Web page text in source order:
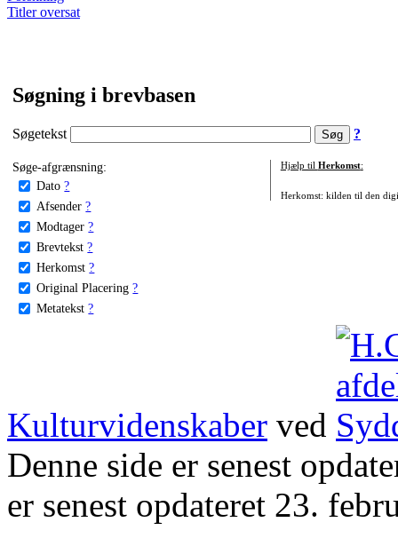
Titler oversat
Søgning i brevbasen
Søgetekst ?
Søge-afgrænsning:
Dato ?
Afsender ?
Modtager ?
Brevtekst ?
Herkomst ?
Original Placering ?
Metatekst ?
Hjælp til Herkomst:
Herkomst: kilden til den
Kulturvidenskaber ved
Denne side er senest
er senest opdateret 23.